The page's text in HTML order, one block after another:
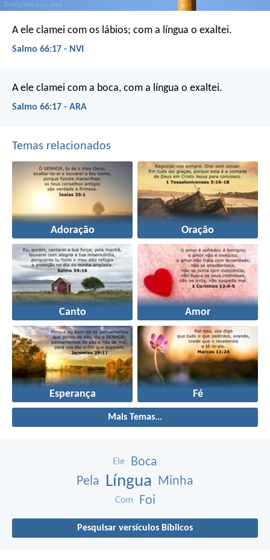
A ele clamei com os lábios; com a língua o exaltei.
Salmo 66:17 - NVI
A ele clamei com a boca, com a língua o exaltei.
Salmo 66:17 - ARA
Temas relacionados
Adoração Oração
Canto Amor
Esperança Fé
Mais Temas...
Ele
Boca
Pela Língua Minha
Com Foi
Pesquisar versículos Bíblicos